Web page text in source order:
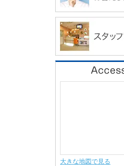
大きな地図で見る